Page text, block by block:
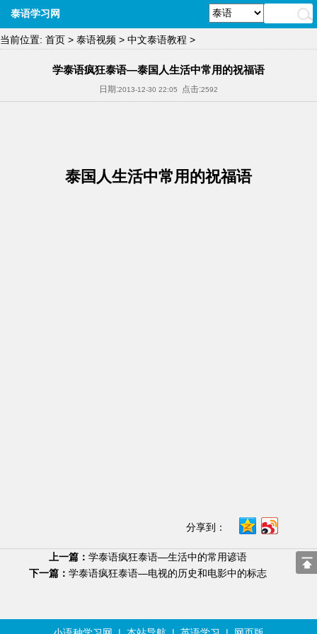
泰语学习网
当前位置: 首页 > 泰语视频 > 中文泰语教程 >
学泰语疯狂泰语—泰国人生活中常用的祝福语
日期:2013-12-30 22:05 点击:2592
泰国人生活中常用的祝福语
分享到：
上一篇： 学泰语疯狂泰语—生活中的常用谚语
下一篇： 学泰语疯狂泰语—电视的历史和电影中的标志